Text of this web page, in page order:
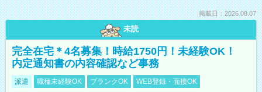
掲載日：2026.08.07
未読
完全在宅＊4名募集！時給1750円！未経験OK！
内定通知書の内容確認など事務
派遣 職種未経験OK ブランクOK WEB登録・面接OK